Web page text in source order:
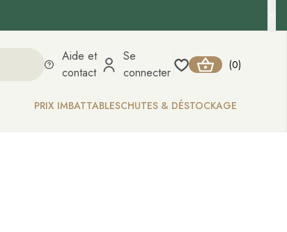
Aide et
contact
Se
connecter
(0)
PRIX IMBATTABLESCHUTES & DÉSTOCKAGE